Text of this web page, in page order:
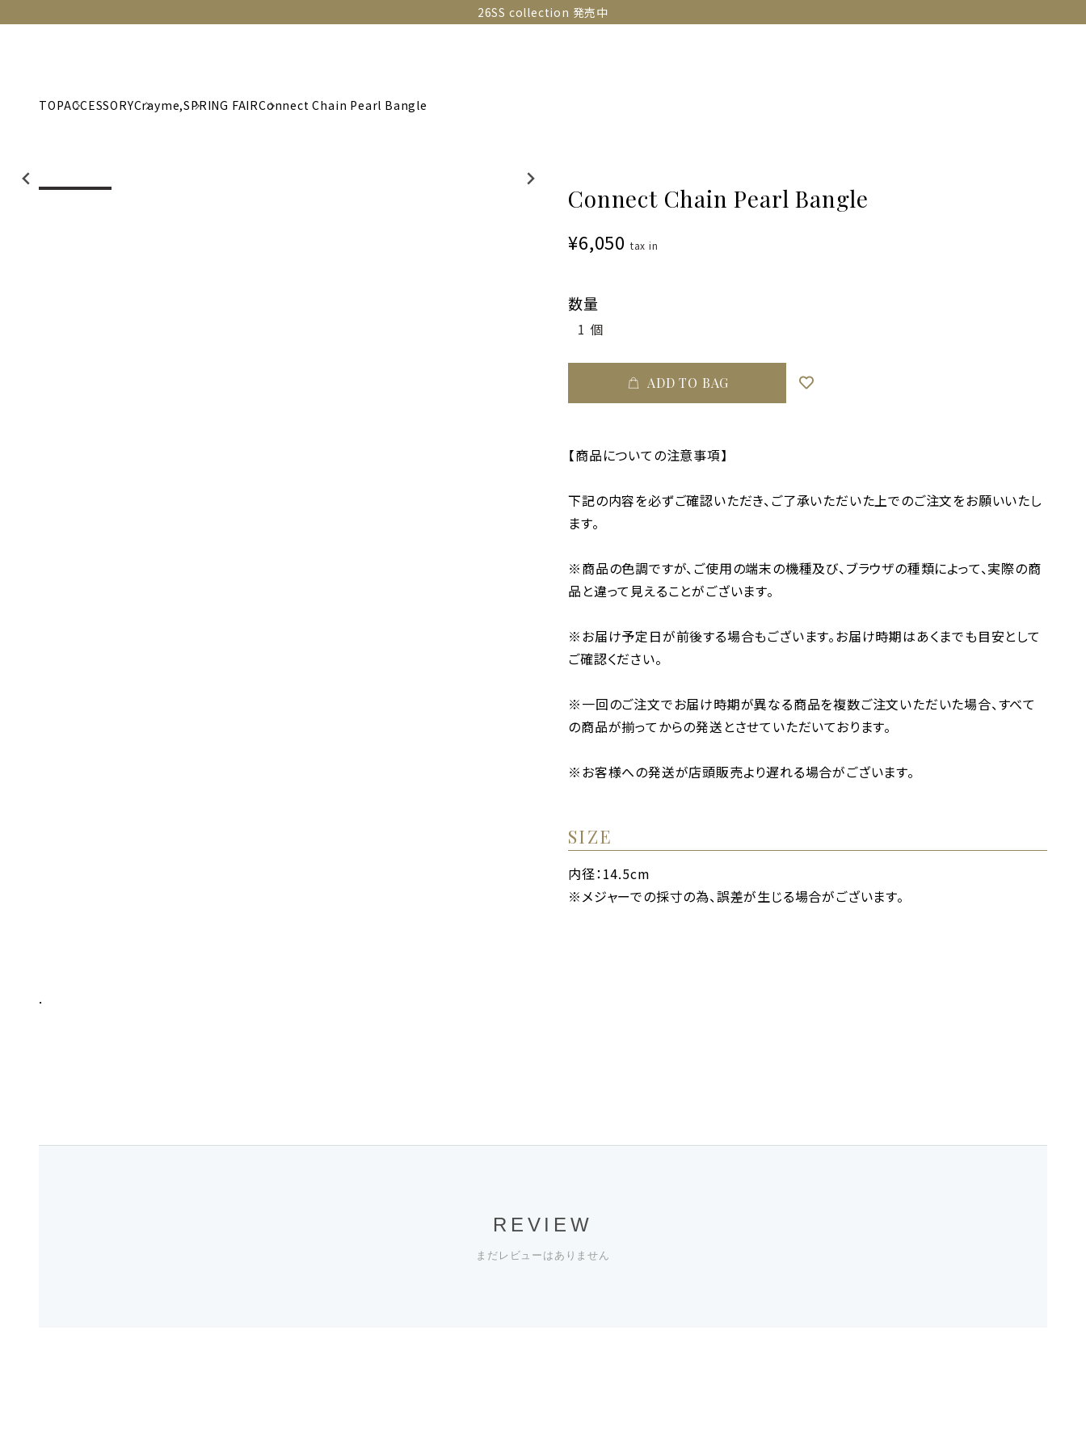
26SS collection 発売中
TOPACCESSORYCrayme,SPRING FAIRConnect Chain Pearl Bangle
Connect Chain Pearl Bangle
¥6,050 tax in
数量
ADD TO BAG
【商品についての注意事項】
下記の内容を必ずご確認いただき、ご了承いただいた上でのご注文をお願いいたし
ます。
※商品の色調ですが、ご使用の端末の機種及び、ブラウザの種類によって、実際の商
品と違って見えることがございます。
※お届け予定日が前後する場合もございます。お届け時期はあくまでも目安として
ご確認ください。
※一回のご注文でお届け時期が異なる商品を複数ご注文いただいた場合、すべて
の商品が揃ってからの発送とさせていただいております。
※お客様への発送が店頭販売より遅れる場合がございます。
SIZE
内径：14.5cm
※メジャーでの採寸の為、誤差が生じる場合がございます。
.
REVIEW
まだレビューはありません